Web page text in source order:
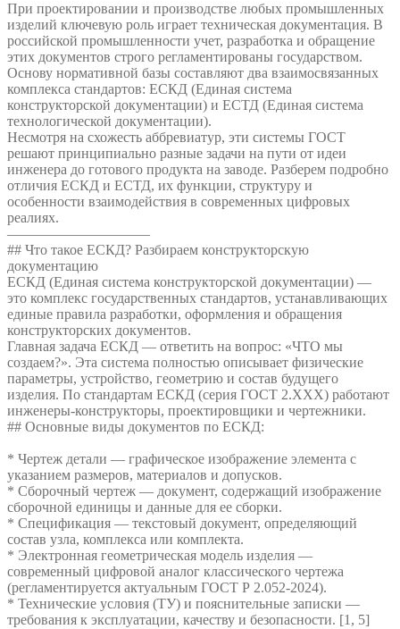
При проектировании и производстве любых промышленных
изделий ключевую роль играет техническая документация. В
российской промышленности учет, разработка и обращение
этих документов строго регламентированы государством.
Основу нормативной базы составляют два взаимосвязанных
комплекса стандартов: ЕСКД (Единая система
конструкторской документации) и ЕСТД (Единая система
технологической документации).
Несмотря на схожесть аббревиатур, эти системы ГОСТ
решают принципиально разные задачи на пути от идеи
инженера до готового продукта на заводе. Разберем подробно
отличия ЕСКД и ЕСТД, их функции, структуру и
особенности взаимодействия в современных цифровых
реалиях.
——————————
## Что такое ЕСКД? Разбираем конструкторскую
документацию
ЕСКД (Единая система конструкторской документации) —
это комплекс государственных стандартов, устанавливающих
единые правила разработки, оформления и обращения
конструкторских документов.
Главная задача ЕСКД — ответить на вопрос: «ЧТО мы
создаем?». Эта система полностью описывает физические
параметры, устройство, геометрию и состав будущего
изделия. По стандартам ЕСКД (серия ГОСТ 2.ХХХ) работают
инженеры-конструкторы, проектировщики и чертежники.
## Основные виды документов по ЕСКД:
* Чертеж детали — графическое изображение элемента с
указанием размеров, материалов и допусков.
* Сборочный чертеж — документ, содержащий изображение
сборочной единицы и данные для ее сборки.
* Спецификация — текстовый документ, определяющий
состав узла, комплекса или комплекта.
* Электронная геометрическая модель изделия —
современный цифровой аналог классического чертежа
(регламентируется актуальным ГОСТ Р 2.052-2024).
* Технические условия (ТУ) и пояснительные записки —
требования к эксплуатации, качеству и безопасности. [1, 5]